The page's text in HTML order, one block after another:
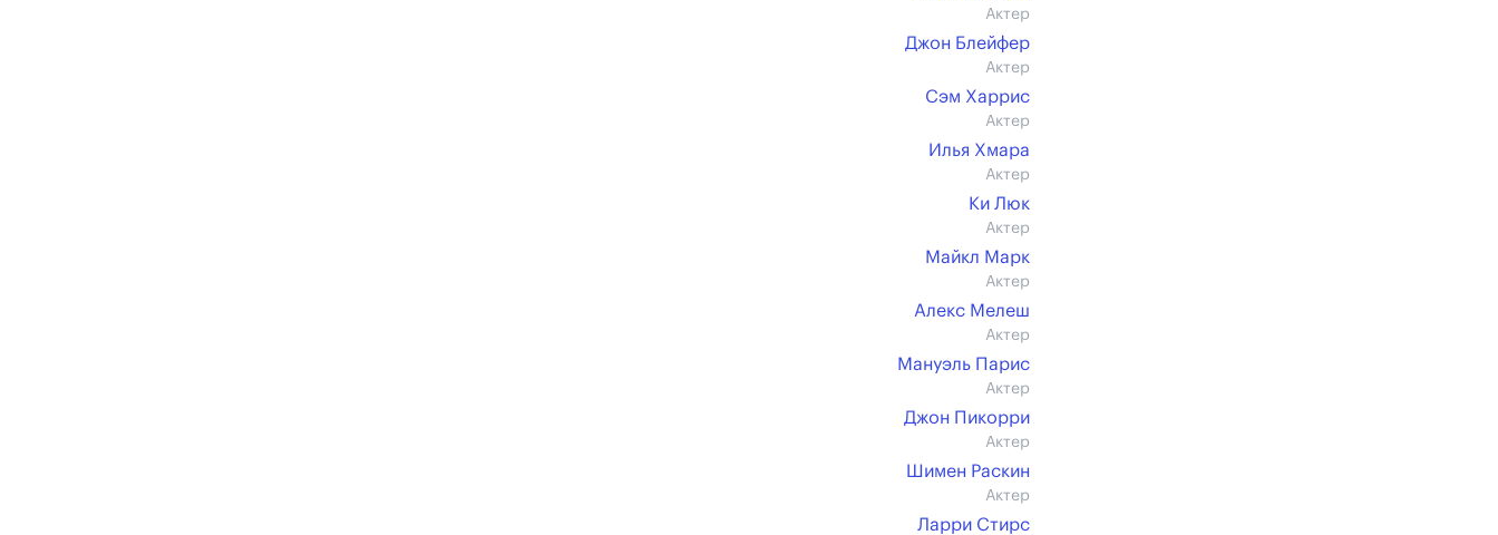
Актер
Джон Блейфер
Актер
Сэм Харрис
Актер
Илья Хмара
Актер
Ки Люк
Актер
Майкл Марк
Актер
Алекс Мелеш
Актер
Мануэль Парис
Актер
Джон Пикорри
Актер
Шимен Раскин
Актер
Ларри Стирс